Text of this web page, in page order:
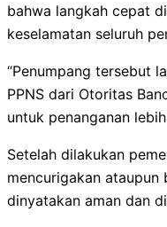
bahwa langkah cepat
keselamatan seluruh
“Penumpang tersebut
PPNS dari Otoritas
untuk penanganan
Setelah dilakukan
mencurigakan ataupun
dinyatakan aman dan